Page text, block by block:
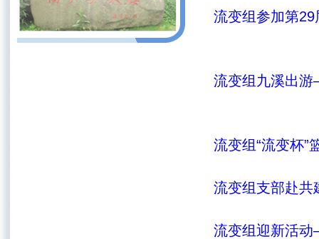
流变组参加第
流变组九溪出
流变组“流变杯
流变组支部赴
流变组迎新活